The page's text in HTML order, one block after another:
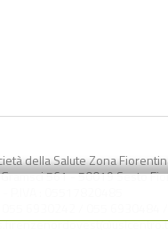
della Salute Zona
561 - 50019 Sesto
055 6930242 / 055